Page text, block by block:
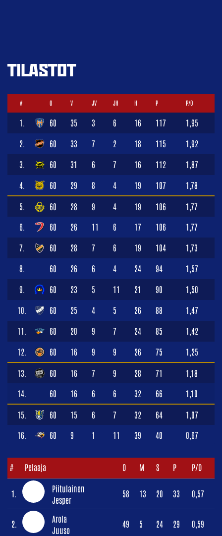
TILASTOT
# O V JV JH H P P/O
1. 60 35 3 6 16 117 1,95
2. 60 33 7 2 18 115 1,92
3. 60 31 6 7 16 112 1,87
4. 60 29 8 4 19 107 1,78
5. 60 28 9 4 19 106 1,77
6. 60 26 11 6 17 106 1,77
7. 60 28 7 6 19 104 1,73
8. 60 26 6 4 24 94 1,57
9. 60 23 5 11 21 90 1,50
10. 60 25 4 5 26 88 1,47
11. 60 20 9 7 24 85 1,42
12. 60 16 9 9 26 75 1,25
13. 60 16 7 9 28 71 1,18
14. 60 16 6 6 32 66 1,10
15. 60 15 6 7 32 64 1,07
16. 60 9 1 11 39 40 0,67
# Pelaaja O M S P P/O
1.
Piitulainen
Jesper
58 13 20 33 0,57
2.
Arola
Juuso
49 5 24 29 0,59